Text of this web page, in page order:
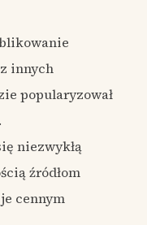
innych
popularyzował
niezwykłą
źródłom
cennym